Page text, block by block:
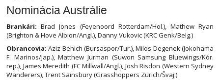
Nominácia Austrálie
Brankári: Brad Jones (Feyenoord Rotterdam/Hol.), Mathew Ryan
(Brighton & Hove Albion/Angl.), Danny Vukovic (KRC Genk/Belg.)
Obrancovia: Aziz Behich (Bursaspor/Tur.), Milos Degenek (Jokohama
F. Marinos/Jap.), Matthew Jurman (Suwon Samsung Bluewings/Kór.
rep.), James Meredith (FC Millwall/Angl.), Josh Risdon (Western Sydney
Wanderers), Trent Sainsbury (Grasshoppers Zürich/Švaj.)